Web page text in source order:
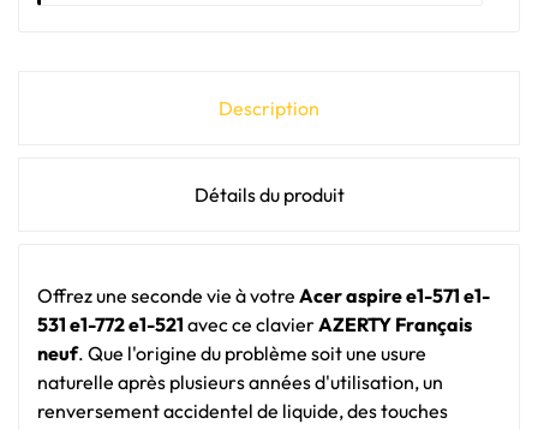
Description
Détails du produit
Offrez une seconde vie à votre Acer aspire e1-571 e1-
531 e1-772 e1-521 avec ce clavierAZERTY Français
neuf. Que l'origine du problème soit une usure
naturelle après plusieurs années d'utilisation, un
renversement accidentel de liquide, des touches